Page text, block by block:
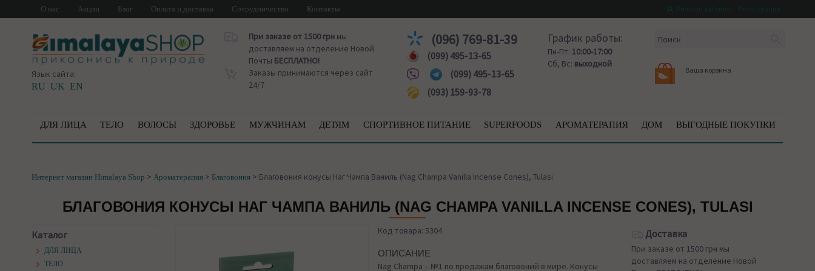
О нас Акции Блог Оплата и доставка Сотрудничество Контакты
Язык сайта:
RU UK EN
При заказе от 1500 грнмы
доставляем на отделение Новой
Почты БЕСПЛАТНО!
Заказы принимаются через сайт
24/7
(096) 769-81-39
(099) 495-13-65
(099) 495-13-65
(093) 159-93-78
График работы:
Пн-Пт: 10:00-17:00
Сб, Вс: выходной
Ваша корзина
ДЛЯ ЛИЦА ТЕЛО ВОЛОСЫ ЗДОРОВЬЕ МУЖЧИНАМ ДЕТЯМ СПОРТИВНОЕ ПИТАНИЕ SUPERFOODS АРОМАТЕРАПИЯ ДОМ ВЫГОДНЫЕ ПОКУПКИ
Интернет магазин Himalaya Shop > Ароматерапия > Благовония > Благовония конусы Наг Чампа Ваниль (Nag Champa Vanilla Incense Cones), Tulasi
БЛАГОВОНИЯ КОНУСЫ НАГ ЧАМПА ВАНИЛЬ (NAG CHAMPA VANILLA INCENSE CONES), TULASI
Каталог
ДЛЯ ЛИЦА
ТЕЛО
Код товара: 5304
ОПИСАНИЕ
Nag Champa – №1 по продажам благовоний в мире. Конусы
Доставка
При заказе от 1500 грн мы
доставляем на отделение Новой